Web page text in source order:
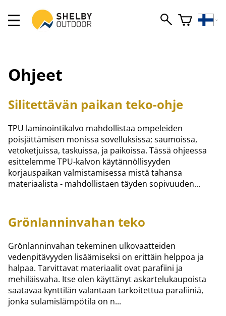
Ohjeet
Silitettävän paikan teko-ohje
TPU laminointikalvo mahdollistaa ompeleiden
poisjättämisen monissa sovelluksissa; saumoissa,
vetoketjuissa, taskuissa, ja paikoissa. Tässä ohjeessa
esittelemme TPU-kalvon käytännöllisyyden
korjauspaikan valmistamisessa mistä tahansa
materiaalista - mahdollistaen täyden sopivuuden...
Grönlanninvahan teko
Grönlanninvahan tekeminen ulkovaatteiden
vedenpitävyyden lisäämiseksi on erittäin helppoa ja
halpaa. Tarvittavat materiaalit ovat parafiini ja
mehiläisvaha. Itse olen käyttänyt askartelukaupoista
saatavaa kynttilän valantaan tarkoitettua parafiiniä,
jonka sulamislämpötila on n...